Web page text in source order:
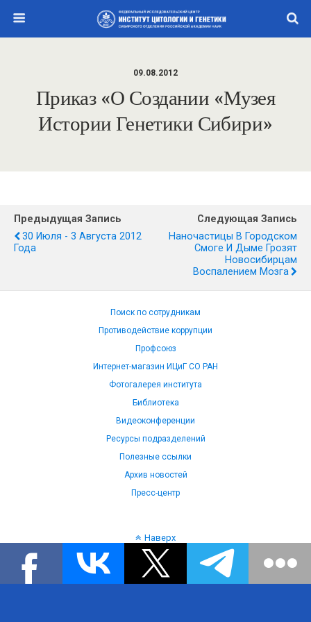
09.08.2012
Приказ «О Создании «Музея
Истории Генетики Сибири»
Предыдущая Запись
30 Июля - 3 Августа 2012
Года
Следующая Запись
Наночастицы В Городском
Смоге И Дыме Грозят
Новосибирцам
Воспалением Мозга
Поиск по сотрудникам
Противодействие коррупции
Профсоюз
Интернет-магазин ИЦиГ СО РАН
Фотогалерея института
Библиотека
Видеоконференции
Ресурсы подразделений
Полезные ссылки
Архив новостей
Пресс-центр
Наверх